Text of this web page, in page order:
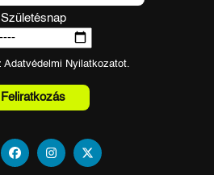
Születésnap
Adatvédelmi Nyilatkozatot.
Feliratkozás